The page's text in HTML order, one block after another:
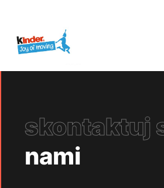
skontaktuj
nami